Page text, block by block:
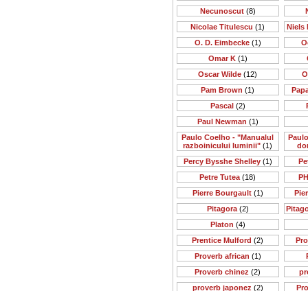
Necunoscut(8)
Nicolae Titulescu (1)
Niels
O. D. Eimbecke(1)
Omar K(1)
Oscar Wilde (12)
Pam Brown (1)
Pascal(2)
Paul Newman (1)
Paulo Coelho - "Manualul
razboinicului luminii" (1)
Percy Bysshe Shelley(1)
Petre Tutea (18)
Pierre Bourgault(1)
Pitagora(2)
Platon (4)
Prentice Mulford (2)
Proverb african (1)
Proverb chinez (2)
proverb japonez (2)